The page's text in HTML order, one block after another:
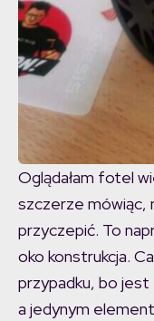
Oglądałam fotel
szczerze mówiąc,
przyczepić. To
oko konstrukcja.
przypadku, bo
a jedynym